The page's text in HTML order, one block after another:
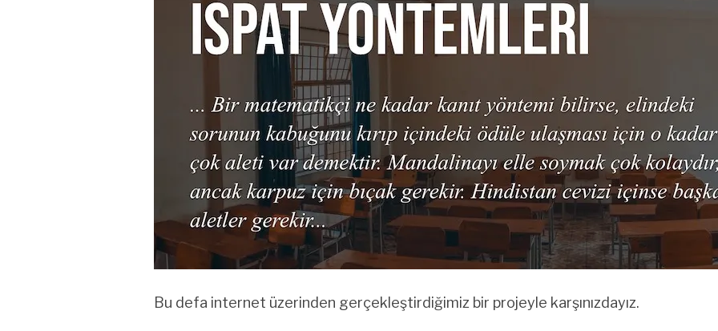
Bu defa internet üzerinden gerçekleştirdiğimiz bir projeyle karşınızdayız.